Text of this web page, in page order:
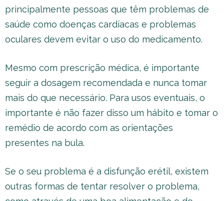
principalmente pessoas que têm problemas de
saúde como doenças cardíacas e problemas
oculares devem evitar o uso do medicamento.
Mesmo com prescrição médica, é importante
seguir a dosagem recomendada e nunca tomar
mais do que necessário. Para usos eventuais, o
importante é não fazer disso um hábito e tomar o
remédio de acordo com as orientações
presentes na bula.
Se o seu problema é a disfunção erétil, existem
outras formas de tentar resolver o problema,